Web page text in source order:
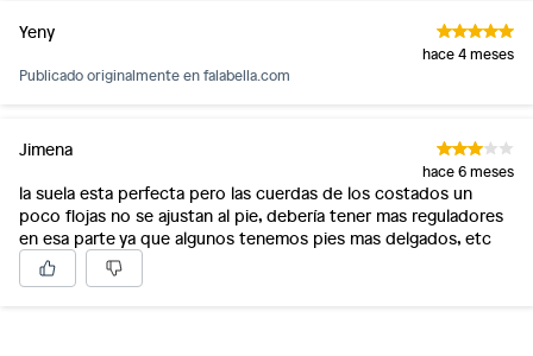
Yeny
hace 4 meses
Publicado originalmente enfalabella.com
Jimena
hace 6 meses
la suela esta perfecta pero las cuerdas de los costados un
poco flojas no se ajustan al pie, debería tener mas reguladores
en esa parte ya que algunos tenemos pies mas delgados, etc